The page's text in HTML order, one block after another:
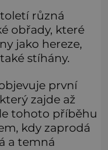
různá
obřady, které
jako hereze,
stíhány.
první
zajde až
tohoto příběhu
kdy zaprodá
a temná